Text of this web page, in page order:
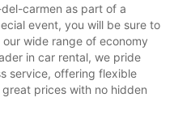
carmen as part of a
event, you will be sure to
wide range of economy
in car rental, we pride
service, offering flexible
prices with no hidden